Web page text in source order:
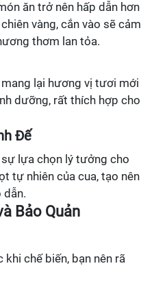
ăn trở nên hấp dẫn hơn
vàng, cắn vào sẽ cảm
thơm lan tỏa.
lại hương vị tươi mới
dưỡng, rất thích hợp cho
Đế
lựa chọn lý tưởng cho
tự nhiên của cua, tạo nên
dẫn.
Bảo Quản
khi chế biến, bạn nên rã